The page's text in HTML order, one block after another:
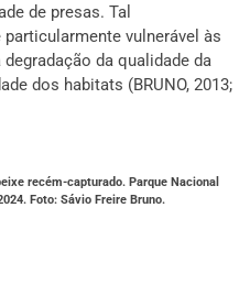
de presas. Tal
vulnerável às
da qualidade da
dos habitats (BRUNO, 2013;
recém-capturado. Parque Nacional
Foto: Sávio Freire Bruno.